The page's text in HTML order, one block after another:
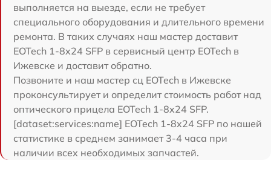
выполняется на выезде, если не требует
специального оборудования и длительного времени
ремонта. В таких случаях наш мастер доставит
EOTech 1-8x24 SFP в сервисный центр EOTech в
Ижевске и доставит обратно.
Позвоните и наш мастер сц EOTech в Ижевске
проконсультирует и определит стоимость работ над
оптического прицела EOTech 1-8x24 SFP.
[dataset:services:name] EOTech 1-8x24 SFP по нашей
статистике в среднем занимает 3-4 часа при
наличии всех необходимых запчастей.